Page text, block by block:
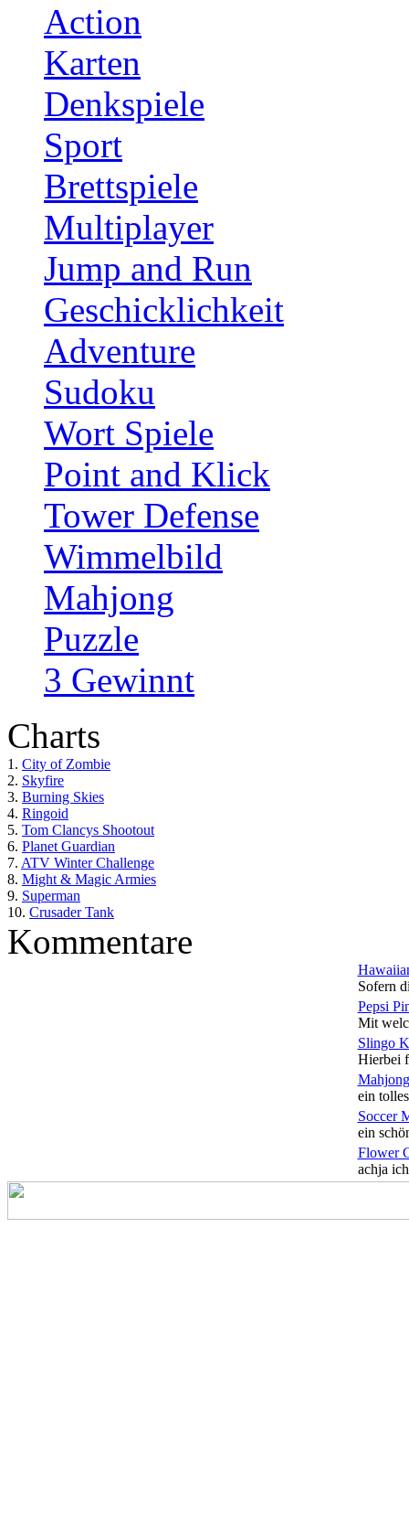
Action
Karten
Denkspiele
Sport
Brettspiele
Multiplayer
Jump and Run
Geschicklichkeit
Adventure
Sudoku
Wort Spiele
Point and Klick
Tower Defense
Wimmelbild
Mahjong
Puzzle
3 Gewinnt
Charts
1. City of Zombie
2. Skyfire
3. Burning Skies
4. Ringoid
5. Tom Clancys Shootout
6. Planet Guardian
7. ATV Winter Challenge
8. Might & Magic Armies
9. Superman
10. Crusader Tank
Kommentare
Sofern
Pepsi
Mit
Slingo
Hierbei
ein
Soccer
ein
Flower
achja